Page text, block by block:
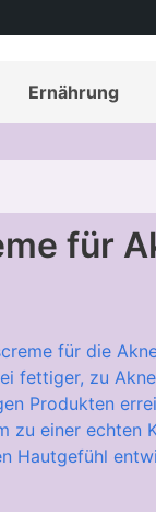
Ernährung
für
für die
fettiger, zu
Produkten
zu einer echten
Hautgefühl